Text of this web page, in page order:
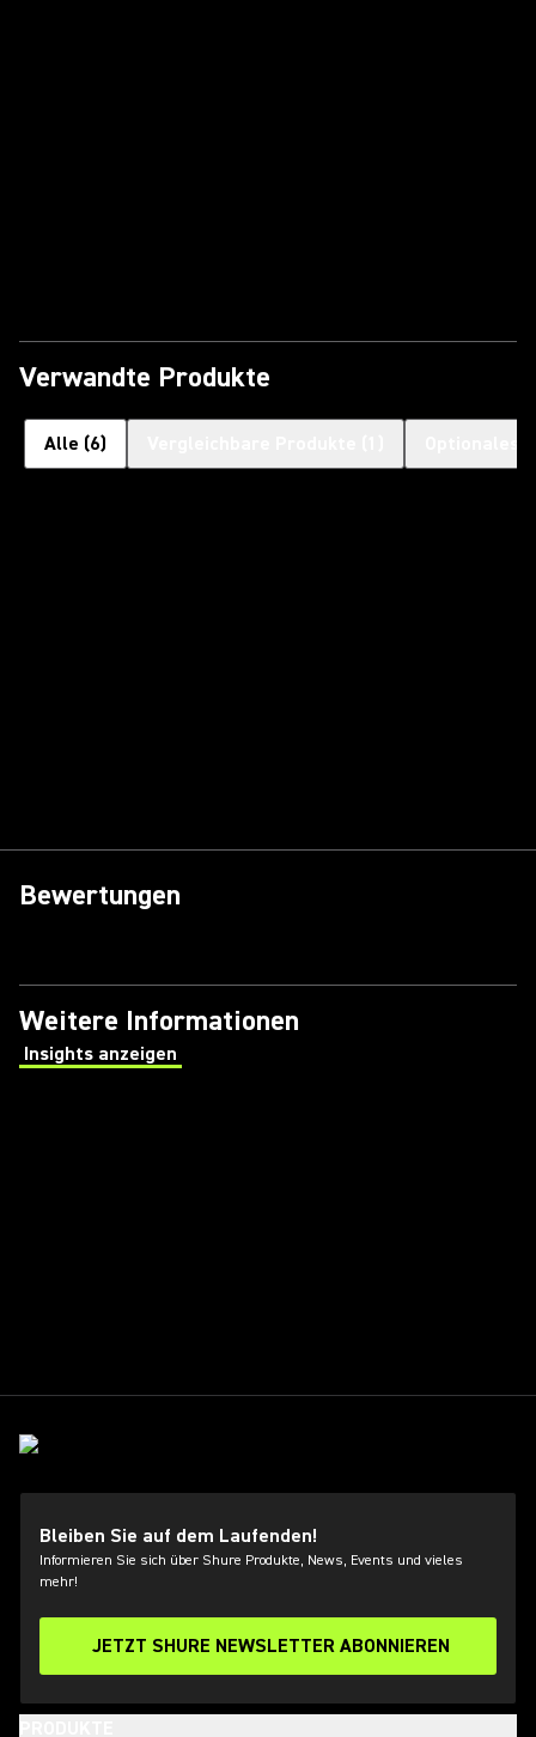
Verwandte Produkte
Alle (6)
Bewertungen
Weitere Informationen
Insights anzeigen
(Opens in a new tab)
Bleiben Sie auf dem Laufenden!
Informieren Sie sich über Shure Produkte, News, Events und vieles
mehr!
JETZT SHURE NEWSLETTER ABONNIEREN